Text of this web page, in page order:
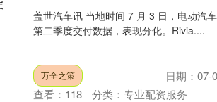
盖世汽车讯 当地时间 7 月 3 日，电动汽
第二季度交付数据，表现分化。Rivia....
万全之策 日期：07-
查看： 118 分类： 专业配资服务